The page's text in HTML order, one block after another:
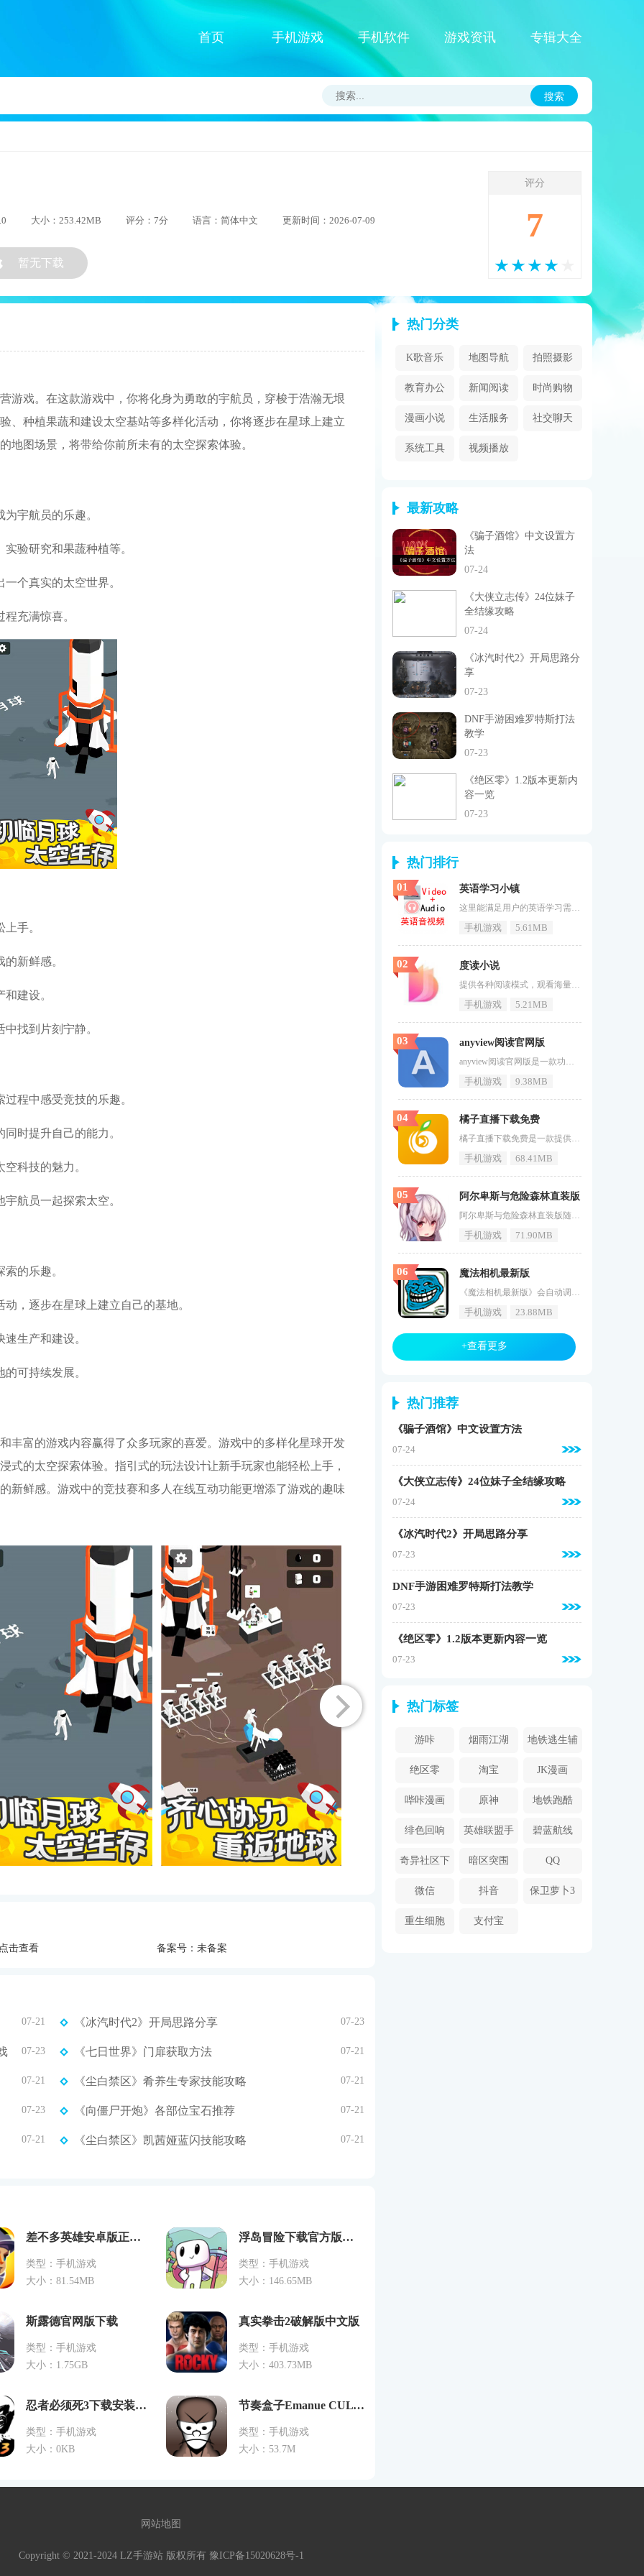
首页 手机游戏 手机软件 游戏资讯 专辑大全
搜索
大小：253.42MB 评分：7分 语言：简体中文 更新时间：2026-07-09
评分
7
游戏。在这款游戏中，你将化身为勇敢的宇航员，穿梭于浩瀚无垠
、种植果蔬和建设太空基站等多样化活动，你将逐步在星球上建立
地图场景，将带给你前所未有的太空探索体验。
宇航员的乐趣。
验研究和果蔬种植等。
个真实的太空世界。
充满惊喜。
手。
新鲜感。
建设。
找到片刻宁静。
程中感受竞技的乐趣。
时提升自己的能力。
科技的魅力。
航员一起探索太空。
的乐趣。
，逐步在星球上建立自己的基地。
生产和建设。
可持续发展。
丰富的游戏内容赢得了众多玩家的喜爱。游戏中的多样化星球开发
式的太空探索体验。指引式的玩法设计让新手玩家也能轻松上手，
新鲜感。游戏中的竞技赛和多人在线互动功能更增添了游戏的趣味
击查看 备案号：未备案
07-21 《冰汽时代2》开局思路分享 07-23
07-23 《七日世界》门扉获取方法 07-21
07-21 《尘白禁区》肴养生专家技能攻略 07-21
07-23 《向僵尸开炮》各部位宝石推荐 07-21
07-21 《尘白禁区》凯茜娅蓝闪技能攻略 07-21
差不多英雄安卓版正版下载
类型：手机游戏
大小：81.54MB
浮岛冒险下载官方版正版
类型：手机游戏
大小：146.65MB
斯露德官网版下载
类型：手机游戏
大小：1.75GB
真实拳击2破解版中文版
类型：手机游戏
大小：403.73MB
忍者必须死3下载安装官方版
类型：手机游戏
大小：0KB
节奏盒子Emanue CULT模组免费版下载
类型：手机游戏
大小：53.7M
热门分类
K歌音乐 地图导航 拍照摄影
教育办公 新闻阅读 时尚购物
漫画小说 生活服务 社交聊天
系统工具 视频播放
最新攻略
《骗子酒馆》中文设置方
法
07-24
《大侠立志传》24位妹子
全结缘攻略
07-24
《冰汽时代2》开局思路分
享
07-23
DNF手游困难罗特斯打法
教学
07-23
《绝区零》1.2版本更新内
容一览
07-23
热门排行
英语学习小镇
这里能满足用户的英语学习需求，用户可以免费使用软件里面的所有功能。《英语学习小镇》有效的提高用户的英语成绩，大家利用零碎的时间高效的学习英语，喜欢的用户快来下载使用吧！英语学习小镇介绍英语学习小镇APP是一个非常方便的英语学习软件，这款软件能够满足需要学英语的用户的需求，有多种丰富的功能，让大家可以更加方便地锻炼自己的英语口语能力和听力，在这里包含了非常丰富的英语入门课程。英语学习小镇亮点英语学习小镇小学生英语阅读教材学习应用英语学习小镇支持多点阅读和课堂学习功能
手机游戏 5.61MB
01
度读小说
提供各种阅读模式，观看海量优质小说。《度读小说》提供更加丰富的追书渠道，在这里观看小说会变得十分轻松。不同风格的书籍你都可以在线阅读。观看的体验感非常的不错，还有有声模式方便你听书，用起来十分的轻松。如果喜欢这款软件的用户不要在犹豫了快来71游戏网下载吧。度读小说特色1、在线阅读将更加免费，使您可以随时随地阅读并自由搜索各种丰富的内容。2、度读小说大量高质量的小说内容，可以使您更轻松地观看和阅读更多小说。3、免费浏览不同的内容，拥有更多优秀的小说书籍，免费阅读更多新颖
手机游戏 5.21MB
02
anyview阅读官网版
anyview阅读官网版是一款功能强大的阅读类APP，它提供了丰富的阅读资源和个性化的阅读体验，让用户能够随时随地沉浸在书海中。无论是小说、散文还是杂志，Anyview阅读都能满足你的阅读需求。界面设计简洁明了，操作便捷，让你轻松上手。如果你喜欢阅读，那么赶快下载最新的Anyview阅读软件版本吧，它定会成为你阅读生活的好帮手。Anyview阅读软件功能1.支持多种格式的阅读文件，包括TXT、EPUB、PDF等，满足用户不同的阅读需求。2.提供智能分页和字体调整功能
手机游戏 9.38MB
03
橘子直播下载免费
橘子直播下载免费是一款提供实时视频直播服务的应用，它集合了游戏、娱乐、生活等多种直播内容，让用户能够随时随地观看到各种精彩的直播节目。这款应用拥有直观的用户界面和丰富的互动功能，使得观看直播成为一种享受。如果你对直播文化感兴趣，或者想要体验与众不同的直播互动，那么不要犹豫，赶快下载其最新的软件版本吧。橘子直播软件功能1.提供高清流畅的直播观看体验。2.支持直播间内的实时互动和弹幕聊天。3.实现直播预约和回放功能，不错过任何精彩内容。4.拥有礼物打赏系统，可以
手机游戏 68.41MB
04
阿尔卑斯与危险森林直装版
阿尔卑斯与危险森林直装版随着冒险的深入，你会发现更多关于这个神秘森林的秘密，以及它与主角之间千丝万缕的联系。而且游戏的音效设计同样出色，每一个场景、每一次战斗都有专属的背景音乐，营造出浓厚的氛围。喜欢的小伙伴欢迎点击下载，让自己不留遗憾！阿尔卑斯与危险森林直装版更加坚强和成熟森林中的未知生物并非全然敌对，有些甚至能成为你旅途中的忠实伙伴，共同抵御黑暗力量。阿尔卑斯与危险森林直装版游戏中隐藏着许多彩蛋和隐藏关卡，只有细心观察和勇于探索的玩家才能发现它们的存在。主角的成长
手机游戏 71.90MB
05
魔法相机最新版
《魔法相机最新版》会自动调节光线，让你拍出精彩的照片。拥有自动美颜的功能，不用害怕担心拍出丑陋的照片，多种模板特效供你使用，不需要等待，赶快来下载使用吧！魔法相机最新版介绍魔法相机结合了无限的图片编辑乐趣，可以用它优化您的照片，并在社交网络分享。MAGIXCameraMX相机结合了无限的图片编辑乐趣，15种令人印象深刻的图像效果（如LOMO，奥顿，素描，流行艺术，怀旧等）可用于直接在摄像机实时，或在您的存储现有的照片。魔法相机最新版亮点查看所有照片效果，选择查看设
手机游戏 23.88MB
06
+查看更多
热门推荐
《骗子酒馆》中文设置方法
07-24
《大侠立志传》24位妹子全结缘攻略
07-24
《冰汽时代2》开局思路分享
07-23
DNF手游困难罗特斯打法教学
07-23
《绝区零》1.2版本更新内容一览
07-23
热门标签
游咔 烟雨江湖 地铁逃生辅
助器
绝区零 淘宝 JK漫画
哔咔漫画
2024
原神 地铁跑酷
绯色回响 英雄联盟手
游
碧蓝航线
奇异社区下
载安装
暗区突围 QQ
微信 抖音 保卫萝卜3
重生细胞 支付宝
网站地图
Copyright © 2021-2024 LZ手游站 版权所有 豫ICP备15020628号-1